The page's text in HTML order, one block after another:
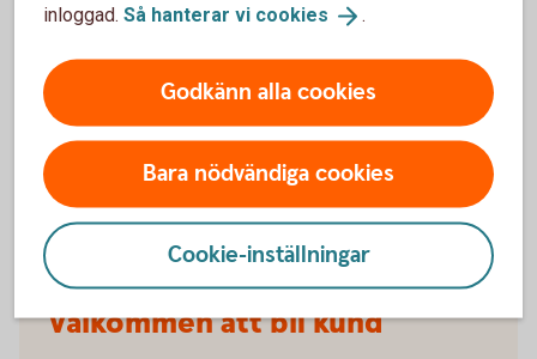
Vilka bilar har en vagnskadegaranti?
Välkommen att bli kund
inloggad. Så hanterar vi cookies .
Godkänn alla cookies
Bara nödvändiga cookies
Cookie-inställningar